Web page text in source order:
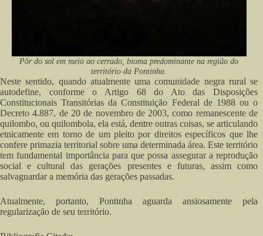
Pôr do sol em meio ao cerrado, bioma predominante na região do
território da Pontinha.
Neste sentido, quando atualmente uma comunidade negra rural se
autodefine, conforme o Artigo 68 do Ato das Disposições
Constitucionais Transitórias da Constituição Federal de 1988 ou o
Decreto 4.887, de 20 de novembro de 2003, como remanescente de
quilombo, ou quilombola, ela está, dentre outras coisas, se articulando
etnicamente em torno de um pleito por direitos específicos que lhe
confere primazia territorial sobre uma determinada área. Este território
tem fundamental importância para que possa assegurar a reprodução
social e cultural das gerações presentes e futuras, assim como
salvaguardar a memória das gerações passadas.
Atualmente, portanto, Pontinha aguarda ansiosamente pela
regularização de seu território.